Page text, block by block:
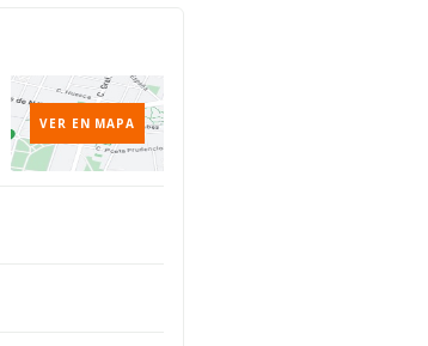
VER EN MAPA